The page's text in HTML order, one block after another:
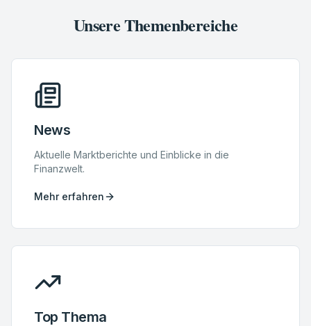
Unsere Themenbereiche
News
Aktuelle Marktberichte und Einblicke in die
Finanzwelt.
Mehr erfahren
Top Thema